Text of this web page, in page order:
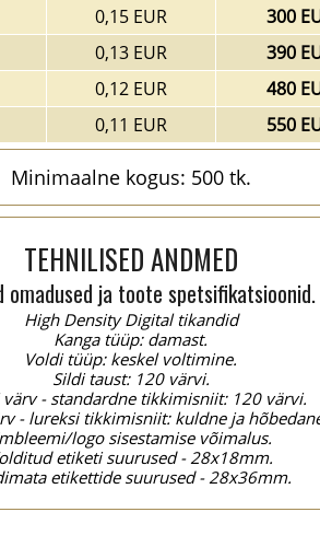
0,15 EUR
300
0,13 EUR
390
0,12 EUR
480
0,11 EUR 550
Minimaalne kogus: 500 tk.
TEHNILISED ANDMED
omadused ja toote spetsifikatsioonid.
High Density Digital tikandid
Kanga tüüp: damast.
Voldi tüüp: keskel voltimine.
Sildi taust: 120 värvi.
värv - standardne tikkimisniit: 120 värvi.
- lureksi tikkimisniit: kuldne ja
logo sisestamise võimalus.
etiketi suurused - 28x18mm.
etikettide suurused - 28x36mm.